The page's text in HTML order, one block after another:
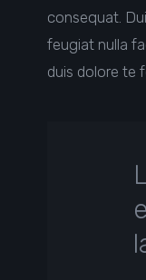
consequat.
feugiat nulla
duis dolore te